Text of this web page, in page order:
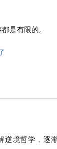
是有限的。
逆境哲学，逐